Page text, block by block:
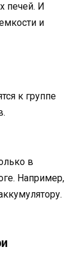
печей. И
и
к группе
в
Например,